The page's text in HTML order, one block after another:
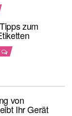
zum
von
Ihr Gerät